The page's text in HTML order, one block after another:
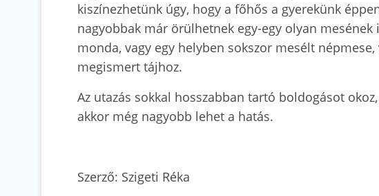
kiszínezhetünk úgy, hogy a főhős a gyerekünk
nagyobbak már örülhetnek egy-egy olyan
monda, vagy egy helyben sokszor mesélt
megismert tájhoz.
Az utazás sokkal hosszabban tartó boldogásot
akkor még nagyobb lehet a hatás.
Szerző: Szigeti Réka